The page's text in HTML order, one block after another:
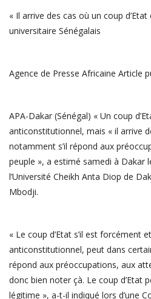
« Il arrive des cas où un coup
universitaire Sénégalais
Agence de Presse Africaine Article
APA-Dakar (Sénégal) « Un coup
anticonstitutionnel, mais « il arrive
notamment s’il répond aux
peuple », a estimé samedi à Dakar
l’Université Cheikh Anta Diop de
Mbodji.
« Le coup d’Etat s’il est forcément
anticonstitutionnel, peut dans
répond aux préoccupations, aux
donc bien noter çà. Le coup d’Etat
légitime », a-t-il indiqué lors d’une